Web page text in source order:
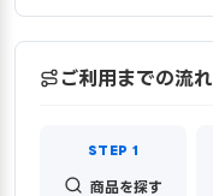
ご利用までの流れ
商品を探す